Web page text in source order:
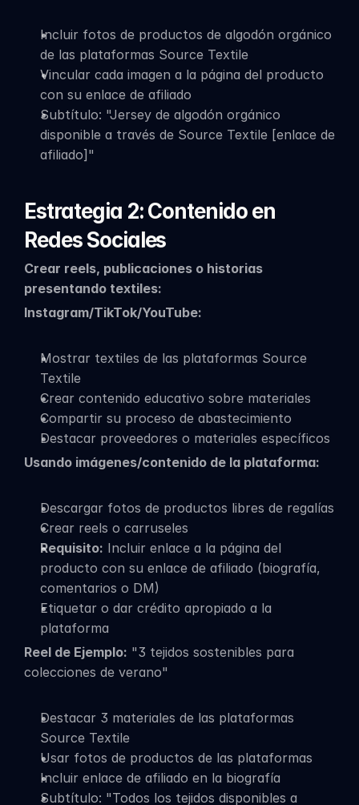
Incluir fotos de productos de algodón orgánico
de las plataformas Source Textile
Vincular cada imagen a la página del producto
con su enlace de afiliado
Subtítulo: "Jersey de algodón orgánico
disponible a través de Source Textile [enlace de
afiliado]"
Estrategia 2: Contenido en
Redes Sociales
Crear reels, publicaciones o historias
presentando textiles:
Instagram/TikTok/YouTube:
Mostrar textiles de las plataformas Source
Textile
Crear contenido educativo sobre materiales
Compartir su proceso de abastecimiento
Destacar proveedores o materiales específicos
Usando imágenes/contenido de la plataforma:
Descargar fotos de productos libres de regalías
Crear reels o carruseles
Requisito: Incluir enlace a la página del
producto con su enlace de afiliado (biografía,
comentarios o DM)
Etiquetar o dar crédito apropiado a la
plataforma
Reel de Ejemplo: "3 tejidos sostenibles para
colecciones de verano"
Destacar 3 materiales de las plataformas
Source Textile
Usar fotos de productos de las plataformas
Incluir enlace de afiliado en la biografía
Subtítulo: "Todos los tejidos disponibles a